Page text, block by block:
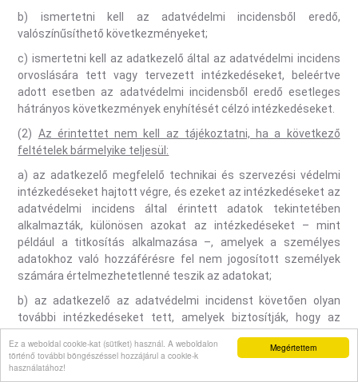
Megértettem
Ez a weboldal cookie-kat (sütiket) használ. A weboldalon
történő további böngészéssel hozzájárul a cookie-k
használatához!
b) ismertetni kell az adatvédelmi incidensből eredő,
valószínűsíthető következményeket;
c) ismertetni kell az adatkezelő által az adatvédelmi incidens
orvoslására tett vagy tervezett intézkedéseket, beleértve
adott esetben az adatvédelmi incidensből eredő esetleges
hátrányos következmények enyhítését célzó intézkedéseket.
(2) Az érintettet nem kell az tájékoztatni, ha a következő
feltételek bármelyike teljesül:
a) az adatkezelő megfelelő technikai és szervezési védelmi
intézkedéseket hajtott végre, és ezeket az intézkedéseket az
adatvédelmi incidens által érintett adatok tekintetében
alkalmazták, különösen azokat az intézkedéseket – mint
például a titkosítás alkalmazása –, amelyek a személyes
adatokhoz való hozzáférésre fel nem jogosított személyek
számára értelmezhetetlenné teszik az adatokat;
b) az adatkezelő az adatvédelmi incidenst követően olyan
további intézkedéseket tett, amelyek biztosítják, hogy az
érintett jogaira és szabadságaira jelentett, magas kockázat a
továbbiakban valószínűsíthetően nem valósul meg;